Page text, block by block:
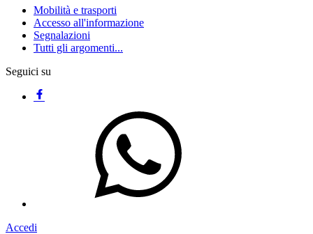
Mobilità e trasporti
Accesso all'informazione
Segnalazioni
Tutti gli argomenti...
Seguici su
Accedi